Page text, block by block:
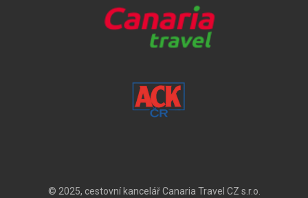
© 2025, cestovní kancelář Canaria Travel CZ s.r.o.